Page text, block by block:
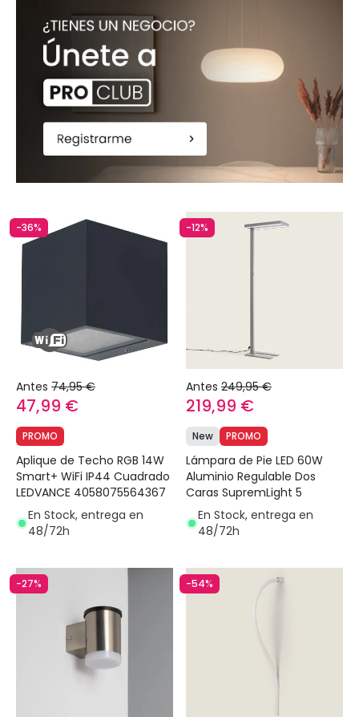
-36%
Antes 74,95 €
47,99 €
PROMO
Aplique de Techo RGB 14W
Smart+ WiFi IP44 Cuadrado
LEDVANCE 4058075564367
En Stock, entrega en
48/72h
-12%
Antes 249,95 €
219,99 €
New PROMO
Lámpara de Pie LED 60W
Aluminio Regulable Dos
Caras SupremLight 5
En Stock, entrega en
48/72h
-27% -54%